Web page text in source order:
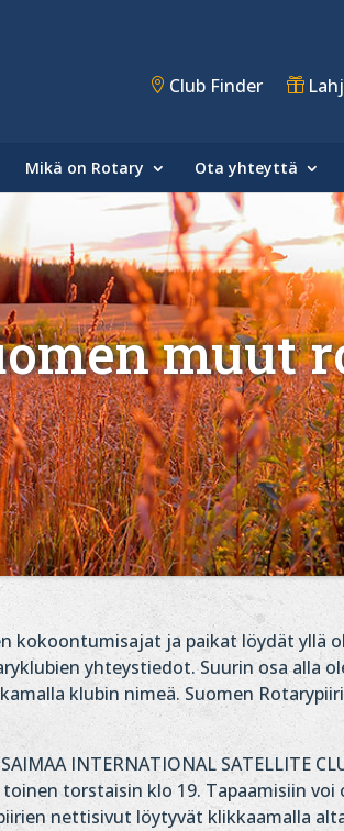
Club Finder
Mikä on Rotary Ota yhteyttä
muut
kokoontumisajat ja paikat löydät yllä
yhteystiedot. Suurin osa alla
klubin nimeä. Suomen
INTERNATIONAL SATELLITE
torstaisin klo 19. Tapaamisiin voi
nettisivut löytyvät klikkaamalla